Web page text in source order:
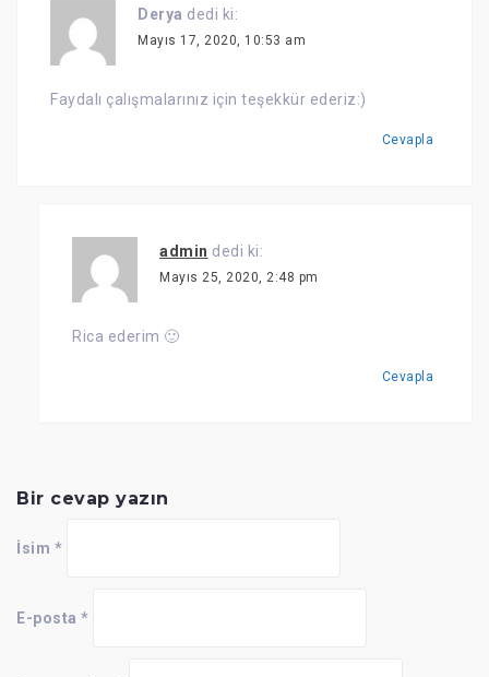
Derya dedi ki:
Mayıs 17, 2020, 10:53 am
Faydalı çalışmalarınız için teşekkür ederiz:)
Cevapla
admin dedi ki:
Mayıs 25, 2020, 2:48 pm
Rica ederim 🙂
Cevapla
Bir cevap yazın
İsim *
E-posta *